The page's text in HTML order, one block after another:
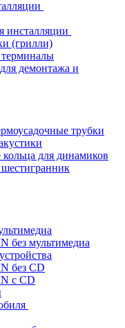
инсталляции
(грилли)
терминалы
демонтажа и
трубки
для динамиков
без мультимедиа
без CD
с CD